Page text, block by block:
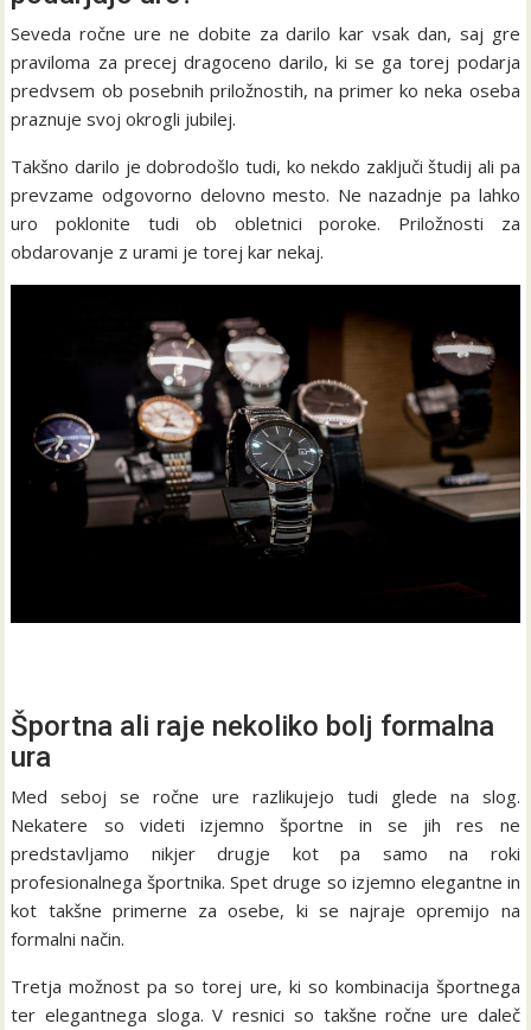
Seveda ročne ure ne dobite za darilo kar vsak dan, saj gre
praviloma za precej dragoceno darilo, ki se ga torej podarja
predvsem ob posebnih priložnostih, na primer ko neka oseba
praznuje svoj okrogli jubilej.
Takšno darilo je dobrodošlo tudi, ko nekdo zaključi študij ali pa
prevzame odgovorno delovno mesto. Ne nazadnje pa lahko
uro poklonite tudi ob obletnici poroke. Priložnosti za
obdarovanje z urami je torej kar nekaj.
Športna ali raje nekoliko bolj formalna
ura
Med seboj se ročne ure razlikujejo tudi glede na slog.
Nekatere so videti izjemno športne in se jih res ne
predstavljamo nikjer drugje kot pa samo na roki
profesionalnega športnika. Spet druge so izjemno elegantne in
kot takšne primerne za osebe, ki se najraje opremijo na
formalni način.
Tretja možnost pa so torej ure, ki so kombinacija športnega
ter elegantnega sloga. V resnici so takšne ročne ure daleč